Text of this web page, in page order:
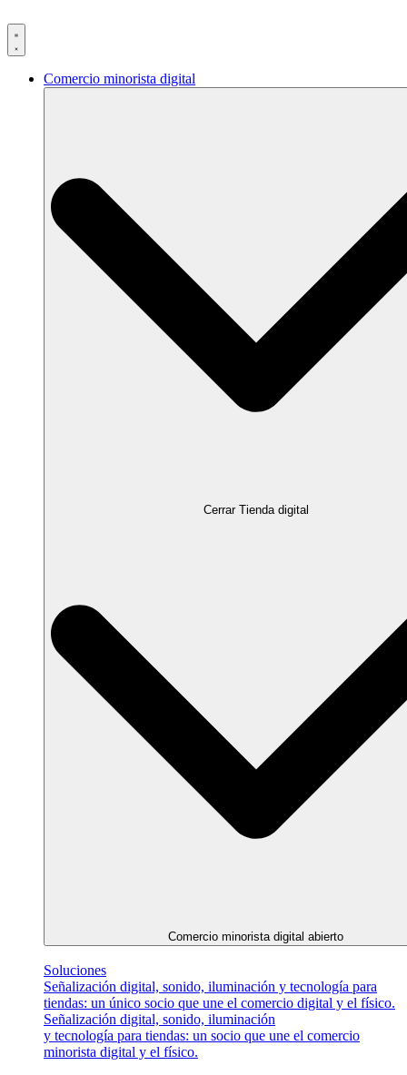
al
contenido
Comercio minorista digital
Cerrar Tienda digital
Comercio minorista digital abierto
Soluciones
Señalización digital, sonido, iluminación y tecnología para
tiendas: un único socio que une el comercio digital y el físico.
Señalización digital, sonido, iluminación
y tecnología para tiendas: un socio que une el comercio
minorista digital y el físico.